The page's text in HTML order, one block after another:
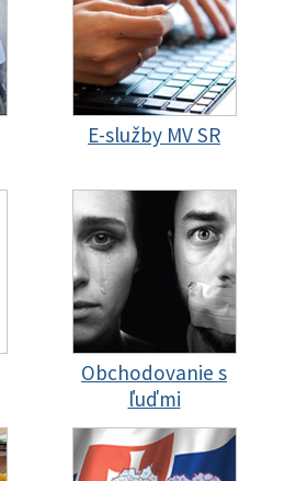
E-služby MV SR
Obchodovanie s
ľuďmi